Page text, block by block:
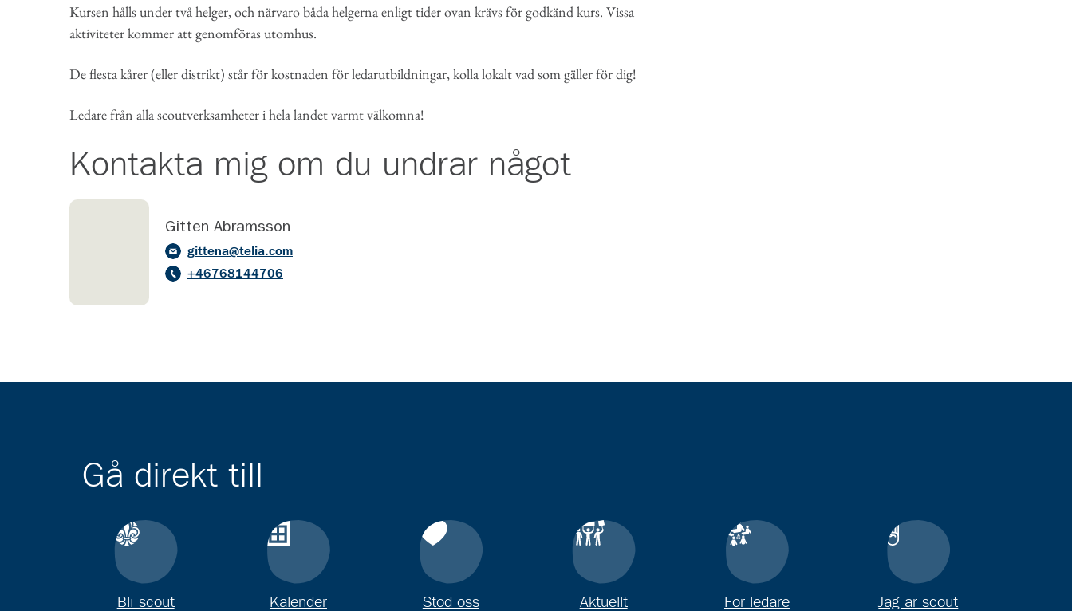
Kursen hålls under två helger, och närvaro båda helgerna enligt tider ovan krävs för godkänd kurs. Vissa
aktiviteter kommer att genomföras utomhus.
De flesta kårer (eller distrikt) står för kostnaden för ledarutbildningar, kolla lokalt vad som gäller för dig!
Ledare från alla scoutverksamheter i hela landet varmt välkomna!
Kontakta mig om du undrar något
Gitten Abramsson
gittena@telia.com
+46768144706
Gå direkt till
Bli scout Kalender Stöd oss Aktuellt För ledare Jag är scout